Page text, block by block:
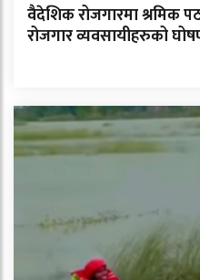
वैदेशिक रोजगारमा श्रमिक
रोजगार व्यवसायीहरुको